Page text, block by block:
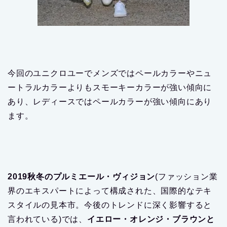
今回のユニクロユーでメンズではペールカラーやニュ
ートラルカラーよりもスモーキーカラーが強い傾向に
あり、レディースではペールカラーが強い傾向にあり
ます。
2019秋冬のプルミエール・ヴィジョン(ファッション業
界のエキスパートによって構成された、国際的なテキ
スタイルの見本市。今後のトレンドに深く影響すると
言われている)では、 イエロー・オレンジ・ブラウンと